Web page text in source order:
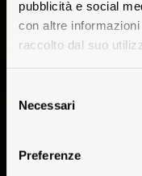
pubblicità e social
con altre
raccolto dal suo
delNecessari
Preferenze